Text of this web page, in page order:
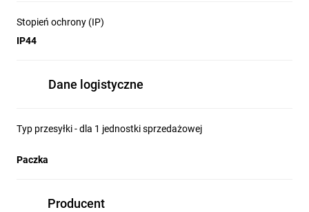
Stopień ochrony (IP)
IP44
Dane logistyczne
Typ przesyłki - dla 1 jednostki sprzedażowej
Paczka
Producent